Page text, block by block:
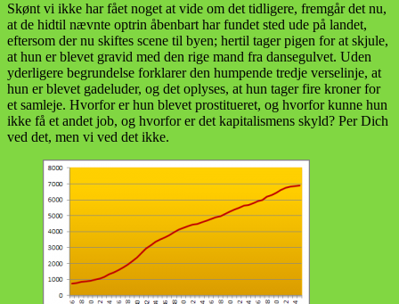
Skønt vi ikke har fået noget at vide om det tidligere, fremgår det nu,
at de hidtil nævnte optrin åbenbart har fundet sted ude på landet,
eftersom der nu skiftes scene til byen; hertil tager pigen for at skjule,
at hun er blevet gravid med den rige mand fra dansegulvet. Uden
yderligere begrundelse forklarer den humpende tredje verselinje, at
hun er blevet gadeluder, og det oplyses, at hun tager fire kroner for
et samleje. Hvorfor er hun blevet prostitueret, og hvorfor kunne hun
ikke få et andet job, og hvorfor er det kapitalismens skyld? Per Dich
ved det, men vi ved det ikke.